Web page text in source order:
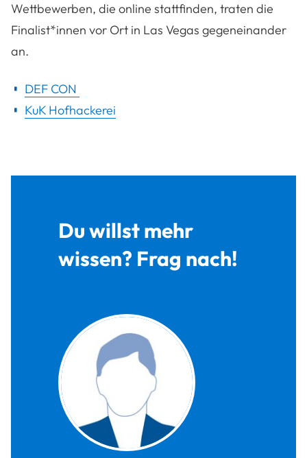
Wettbewerben, die online stattfinden, traten die
Finalist*innen vor Ort in Las Vegas gegeneinander
an.
DEF CON
KuK Hofhackerei
Du willst mehr
wissen? Frag nach!